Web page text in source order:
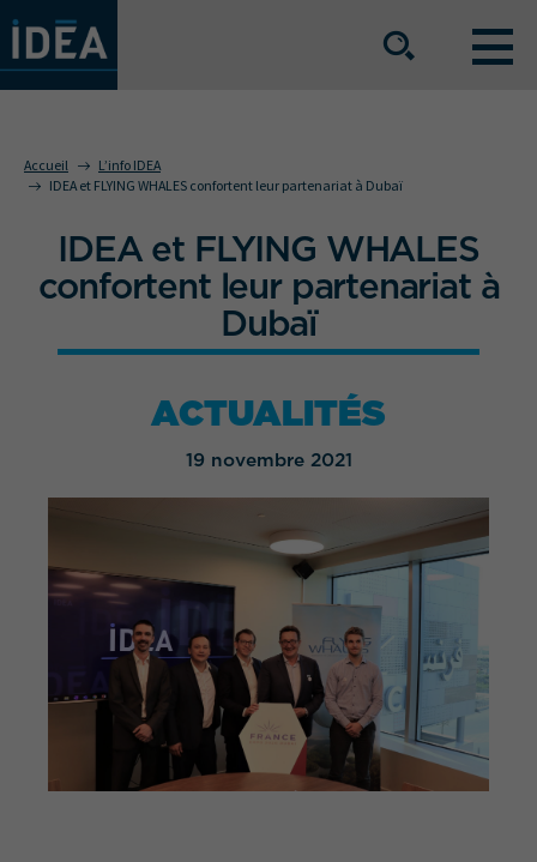
Nos implantations
Espace Presse
QUEL EST VOTRE BESOIN ?
NOS SECTEURS D'ACTIVITÉ
Accueil
L’info IDEA
IDEA et FLYING WHALES confortent leur partenariat à Dubaï
IDEA et FLYING WHALES
confortent leur partenariat à
Dubaï
ACTUALITÉS
19 novembre 2021